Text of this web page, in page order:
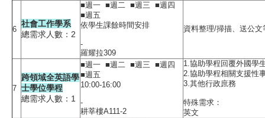
6
社會工作學系
總需求人數：2
■週一 ■週二 ■週三 ■週四
■週五
依學生課餘時間安排
-
羅耀拉309
資料整理/掃描、送公文
7
跨領域全英語學
士學位學程
總需求人數：1
■週一 ■週二 ■週三 ■週四
■週五
10:00-16:00
-
耕莘樓A111-2
1.協助學程回覆外國學
2.協助學程相關支援性
3.其他行政庶務
特殊需求：
英文